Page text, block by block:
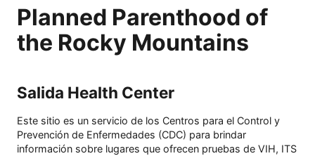
Planned Parenthood of
the Rocky Mountains
Salida Health Center
Este sitio es un servicio de los Centros para el Control y
Prevención de Enfermedades (CDC) para brindar
información sobre lugares que ofrecen pruebas de VIH, ITS